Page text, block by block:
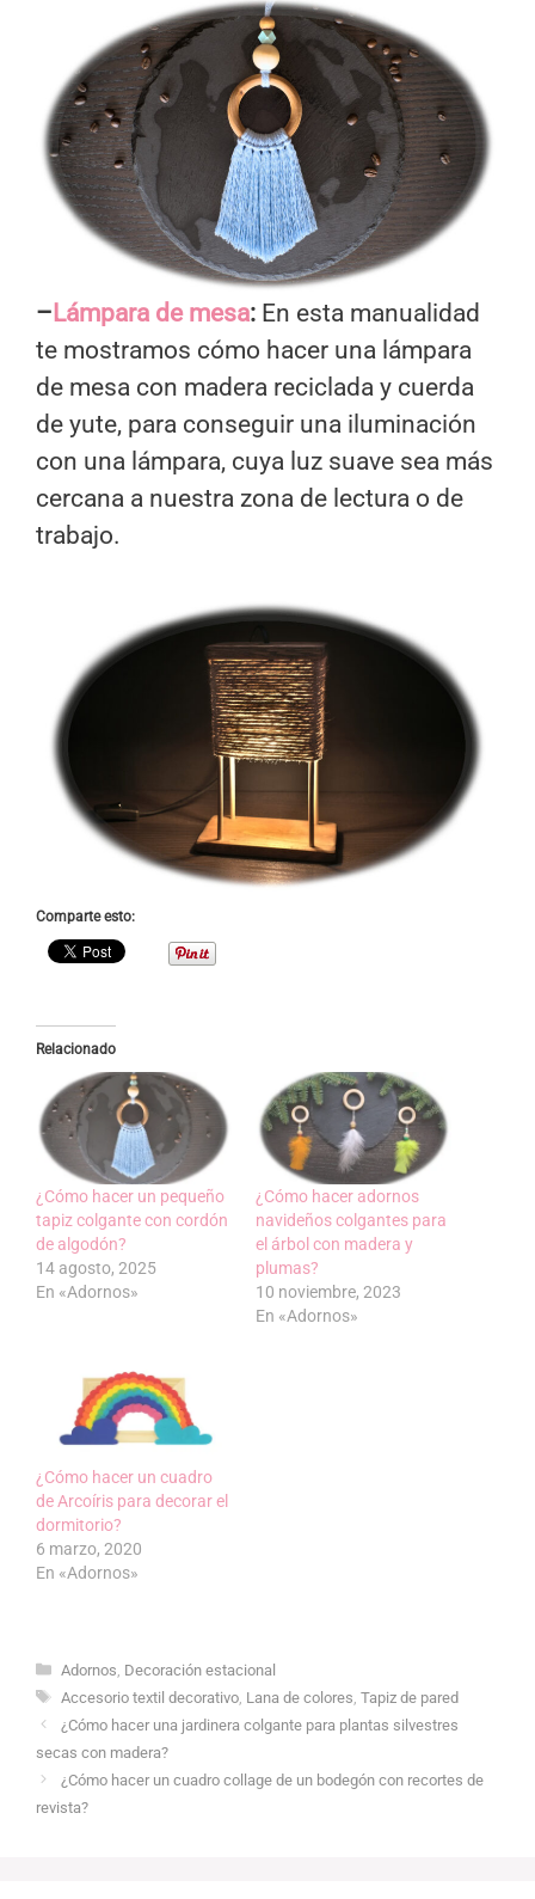
– Lámpara de mesa: En esta manualidad
te mostramos cómo hacer una lámpara
de mesa con madera reciclada y cuerda
de yute, para conseguir una iluminación
con una lámpara, cuya luz suave sea más
cercana a nuestra zona de lectura o de
trabajo.
Comparte esto:
Relacionado
¿Cómo hacer un pequeño
tapiz colgante con cordón
de algodón?
14 agosto, 2025
En «Adornos»
¿Cómo hacer adornos
navideños colgantes para
el árbol con madera y
plumas?
10 noviembre, 2023
En «Adornos»
¿Cómo hacer un cuadro
de Arcoíris para decorar el
dormitorio?
6 marzo, 2020
En «Adornos»
Categorías
Adornos Decoración estacional
Etiquetas
Accesorio textil decorativo, Lana de colores Tapiz de pared
¿Cómo hacer una jardinera colgante para plantas silvestres
secas con madera?
¿Cómo hacer un cuadro collage de un bodegón con recortes de
revista?